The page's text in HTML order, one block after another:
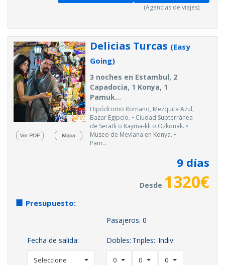
(Agencias de viajes)
Delicias Turcas (Easy
Going)
3 noches en Estambul, 2
Capadocia, 1 Konya, 1
Pamuk...
Hipódromo Romano, Mezquita Azul,
Bazar Egipcio. • Ciudad Subterránea
de Seratli o Kayma-kli o Ozkonak. •
Museo de Mevlana en Konya. •
Pam...
9 días
Desde 1320€
Presupuesto:
Fecha de salida:
Seleccione
Pasajeros: 0
Dobles:
0
Triples:
0
Indiv:
0